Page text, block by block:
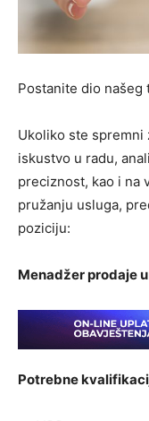
Postanite dio našeg
Ukoliko ste spremni
iskustvo u radu,
preciznost, kao i na
pružanju usluga,
poziciju:
Menadžer prodaje
Potrebne